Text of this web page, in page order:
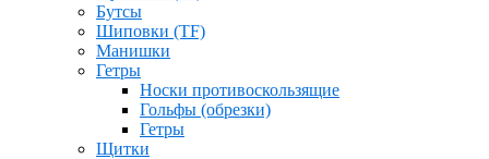
Бутсы
Шиповки (TF)
Манишки
Гетры
Носки противоскользящие
Гольфы (обрезки)
Гетры
Щитки